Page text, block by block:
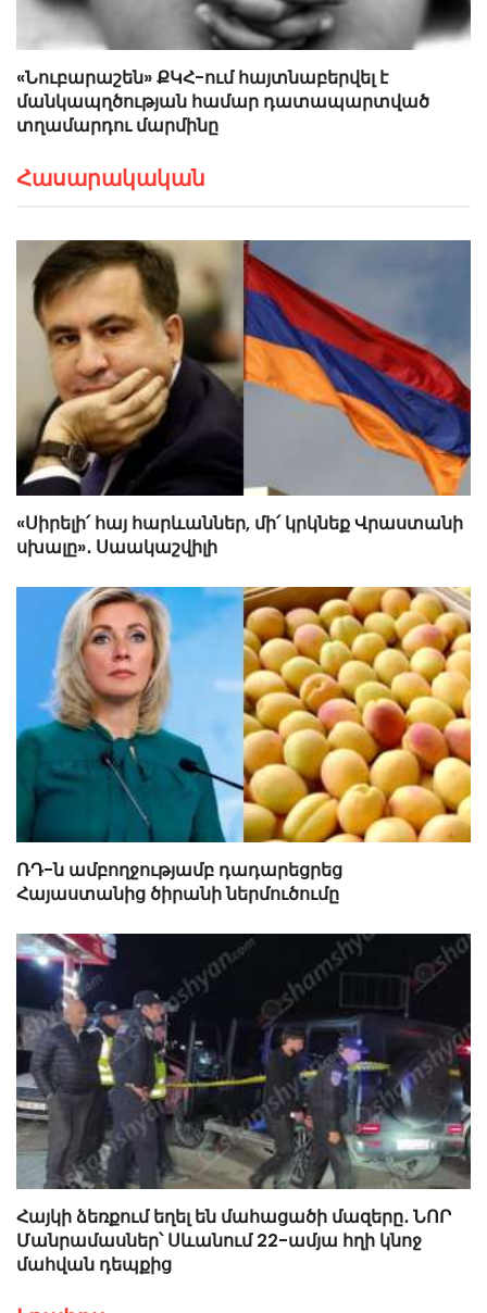
«Նուբարաշեն» ՔԿՀ-ում հայտնաբերվել է
մանկապղծության համար դատապարտված
տղամարդու մարմինը
Հասարակական
«Սիրելի՛ հայ հարևաններ, մի՛ կրկնեք Վրաստանի
սխալը»․ Սաակաշվիլի
ՌԴ-ն ամբողջությամբ դադարեցրեց
Հայաստանից ծիրանի ներմուծումը
Հայկի ձեռքում եղել են մահացածի մազերը․ ՆՈՐ
Մանրամասներ՝ Սևանում 22-ամյա հղի կնոջ
մահվան դեպքից